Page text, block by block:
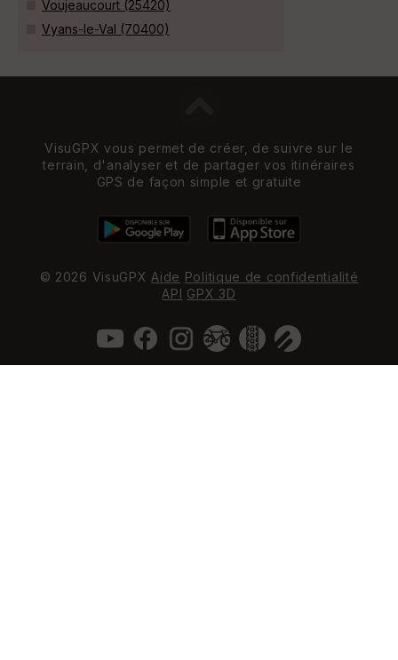
Voujeaucourt (25420)
Vyans-le-Val (70400)
VisuGPX vous permet de créer, de suivre sur le
terrain, d'analyser et de partager vos itinéraires
GPS de façon simple et gratuite
© 2026 VisuGPX Aide Politique de confidentialité
API GPX 3D